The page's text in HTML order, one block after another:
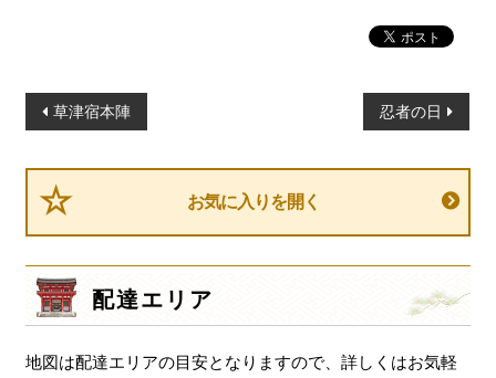
スタッフブログ
会社概要
サイトマップ
ログイン・マイページ
特定商取引法に基づく表記
投
稿
ナ
ビ
ゲ
ー
シ
ョ
ン
草津宿本陣 忍者の日
お気に入りを開く
配達エリア
地図は配達エリアの目安となりますので、詳しくはお気軽